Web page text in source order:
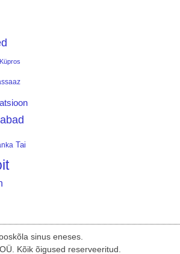
Küpros
Tai
sinus eneses.
Kõik õigused reserveeritud.